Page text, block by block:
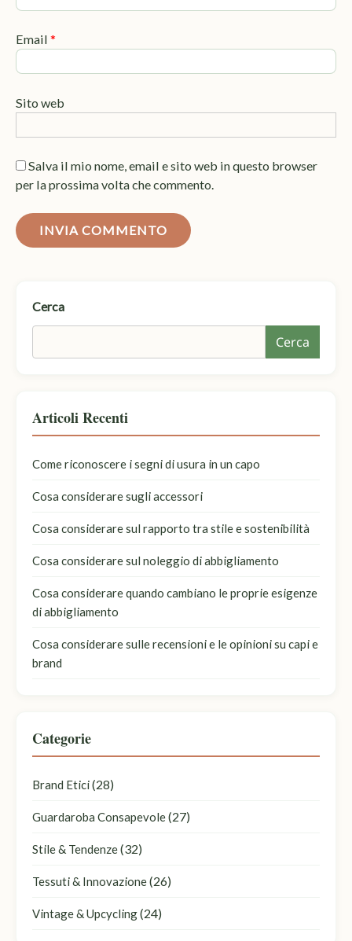
Email *
Sito web
Salva il mio nome, email e sito web in questo browser
per la prossima volta che commento.
Cerca
Cerca
Articoli Recenti
Come riconoscere i segni di usura in un capo
Cosa considerare sugli accessori
Cosa considerare sul rapporto tra stile e sostenibilità
Cosa considerare sul noleggio di abbigliamento
Cosa considerare quando cambiano le proprie esigenze
di abbigliamento
Cosa considerare sulle recensioni e le opinioni su capi e
brand
Categorie
Brand Etici(28)
Guardaroba Consapevole(27)
Stile & Tendenze(32)
Tessuti & Innovazione(26)
Vintage & Upcycling(24)